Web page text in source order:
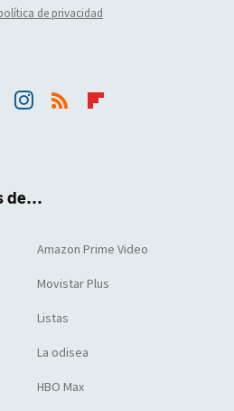
de privacidad
de...
Amazon Prime Video
Movistar Plus
Listas
La odisea
HBO Max